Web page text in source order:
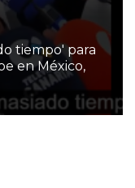
tiempo' para
en México,